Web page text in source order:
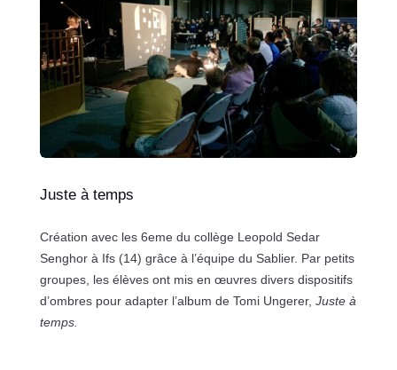
Juste à temps
Création avec les 6eme du collège Leopold Sedar
Senghor à Ifs (14) grâce à l’équipe du Sablier. Par petits
groupes, les élèves ont mis en œuvres divers dispositifs
d’ombres pour adapter l’album de Tomi Ungerer, Juste à
temps.